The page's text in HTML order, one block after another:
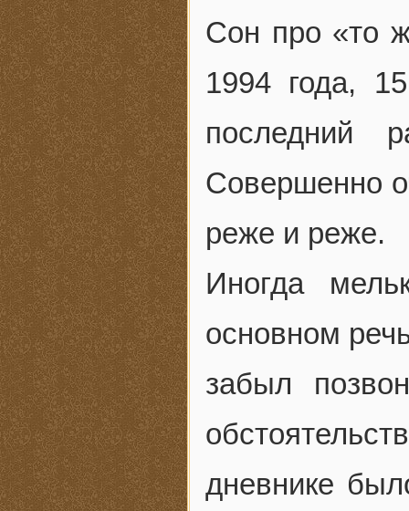
Сон про «то
1994 года,
Совершенно
реже и реже.
Иногда
основном
забыл
дневнике